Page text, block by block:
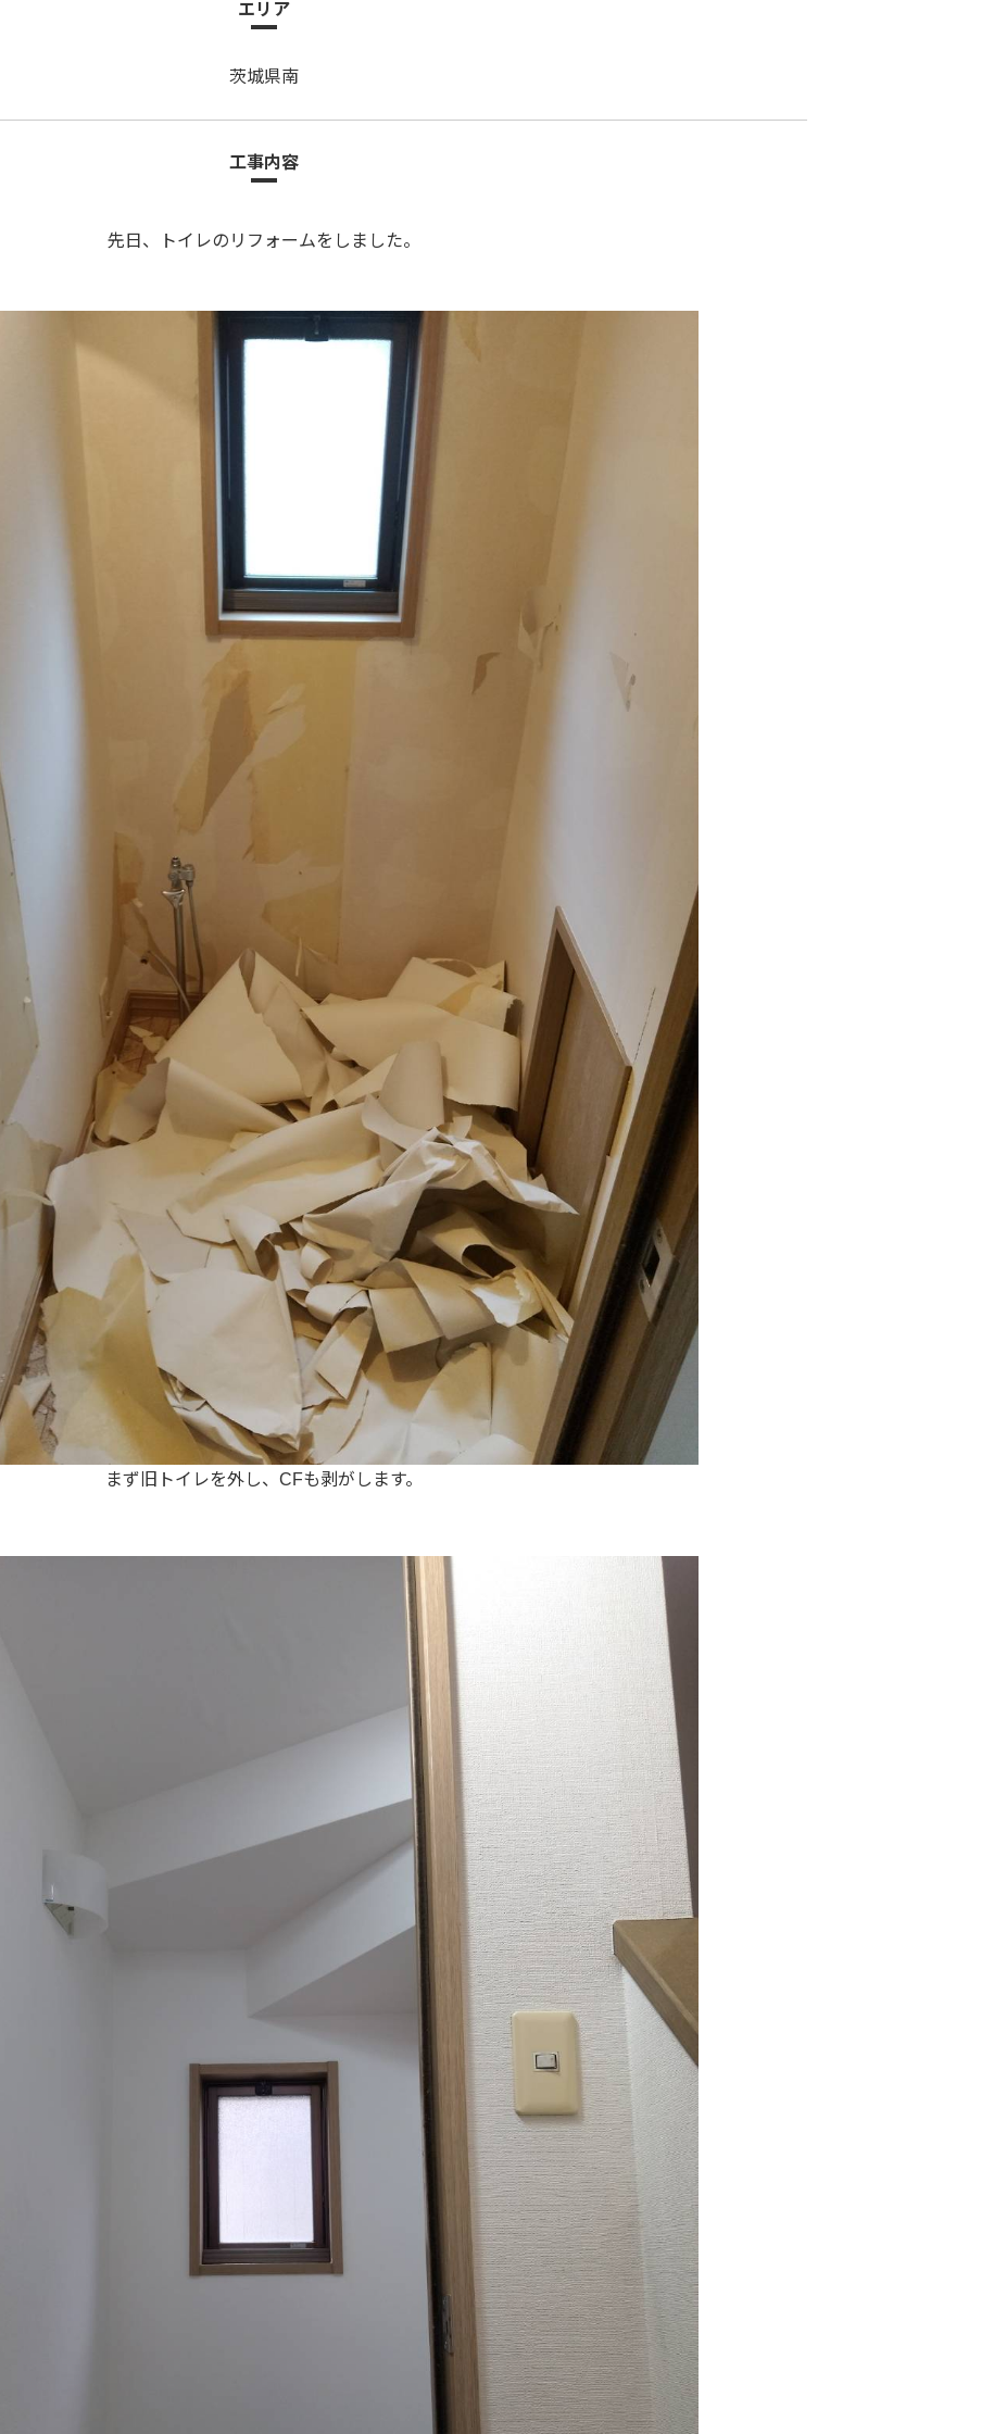
エリア
茨城県南
工事内容
先日、トイレのリフォームをしました。
まず旧トイレを外し、CFも剥がします。